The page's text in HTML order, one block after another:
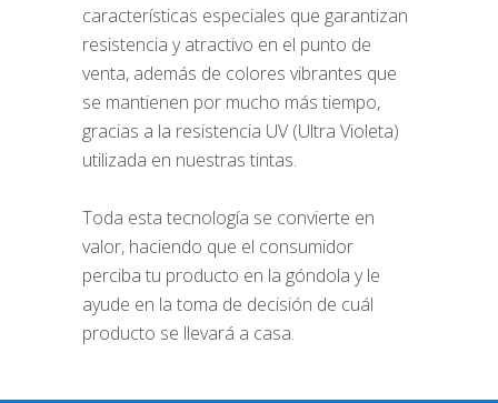
características especiales que garantizan
resistencia y atractivo en el punto de
venta, además de colores vibrantes que
se mantienen por mucho más tiempo,
gracias a la resistencia UV (Ultra Violeta)
utilizada en nuestras tintas.
Toda esta tecnología se convierte en
valor, haciendo que el consumidor
perciba tu producto en la góndola y le
ayude en la toma de decisión de cuál
producto se llevará a casa.